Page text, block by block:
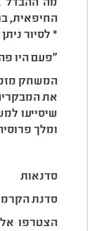
מה ההבדל
החיפאית,
* לסיור
״פעם היו
המשחק
את
שיסייעו
ומלך
סדנאות
סדנת
הצטרפו